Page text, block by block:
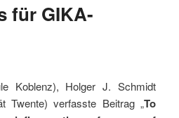
für GIKA-
Koblenz), Holger J. Schmidt
Twente) verfasste Beitrag „To